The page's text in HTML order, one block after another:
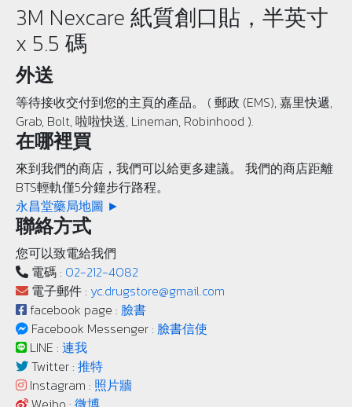
3M Nexcare 紙質創口貼，半英寸
x 5.5 碼
外送
等待接收交付到您的主頁的產品。 ( 郵政 (EMS), 嘉里快遞,
Grab, Bolt, 啦啦快送, Lineman, Robinhood ).
在哪裡買
來到我們的商店，我們可以給更多建議。 我們的商店距離
BTS輕軌僅5分鐘步行路程。
永昌堂藥局地圖 ►
聯絡方式
您可以致電給我們
電碼 : 02-212-4082
電子郵件 : yc.drugstore@gmail.com
facebook page : 臉書
Facebook Messenger : 臉書信使
LINE : 連我
Twitter : 推特
Instagram : 照片牆